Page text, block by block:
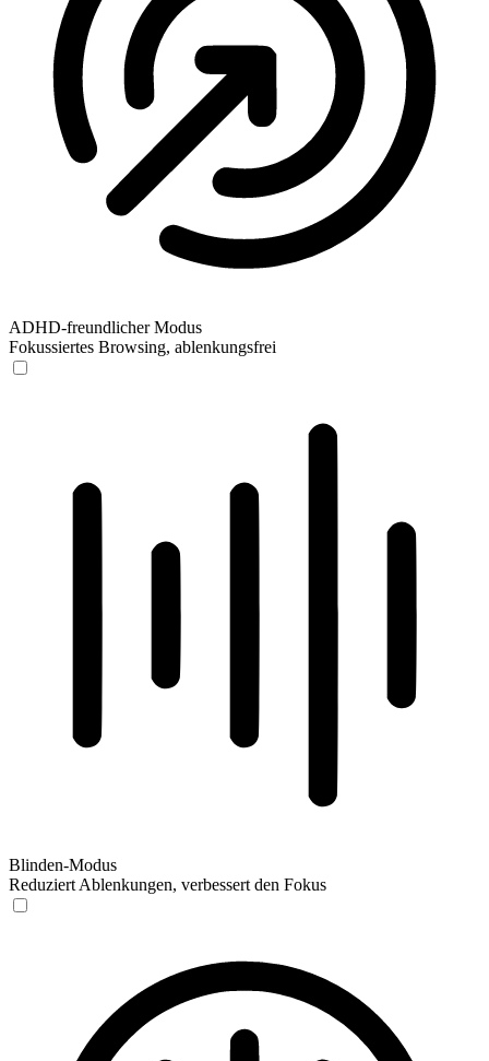
ADHD-freundlicher Modus
Fokussiertes Browsing, ablenkungsfrei
Blinden-Modus
Reduziert Ablenkungen, verbessert den Fokus